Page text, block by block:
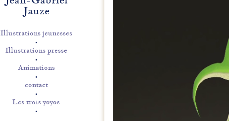
Jauze
Illustrations jeunesses
Illustrations presse
Animations
contact
Les trois yoyos